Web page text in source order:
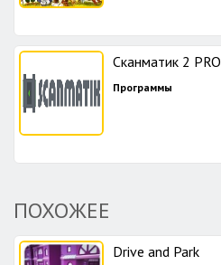
Сканматик 2 PRO
Программы
ПОХОЖЕЕ
Drive and Park